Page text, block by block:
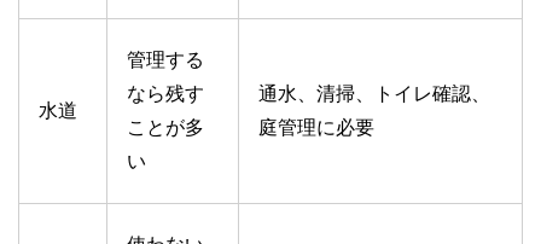
水道
管理する
なら残す
ことが多
い
通水、清掃、トイレ確認、
庭管理に必要